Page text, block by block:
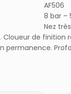
AF506
8 bar –
Nez
de
permanence.